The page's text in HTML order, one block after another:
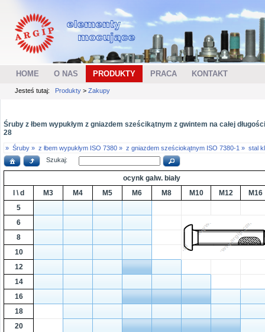
HOME O NAS PRODUKTY PRACA KONTAKT
Jesteś tutaj: Produkty > Zakupy
Śruby z łbem wypukłym z gniazdem sześcikątnym z gwintem na całej
28
» Śruby » z łbem wypukłym ISO 7380 » z gniazdem sześciokątnym ISO 7380-1 » stal
Szukaj:
ocynk galw. biały
l \ d
M3 M4 M5 M6 M8 M10 M12
M16
5
6
8
10
12
14
16
18
20